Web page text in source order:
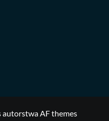
autorstwa AF themes